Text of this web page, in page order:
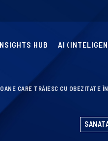
HUB AI
CARE TRĂIESC CU OBEZITATE